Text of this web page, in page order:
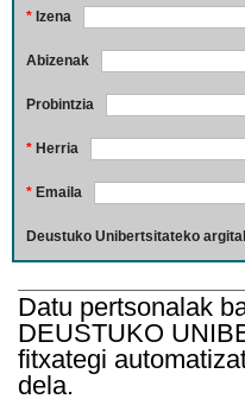
* Izena
Abizenak
Probintzia
* Herria
* Emaila
Deustuko Unibertsitateko
Datu pertsonalak
DEUSTUKO
fitxategi
dela.